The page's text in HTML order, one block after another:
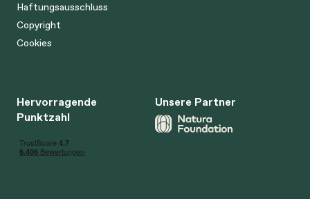
Haftungsausschluss
Copyright
Cookies
Hervorragende
Punktzahl
Unsere Partner